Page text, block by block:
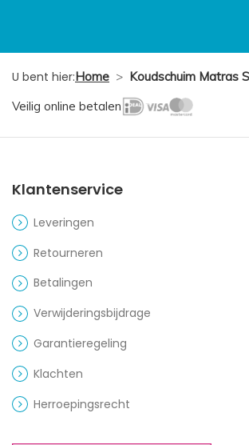
U bent hier:Home > Koudschuim Matras
Veilig online betalen
Klantenservice
Leveringen
Retourneren
Betalingen
Verwijderingsbijdrage
Garantieregeling
Klachten
Herroepingsrecht